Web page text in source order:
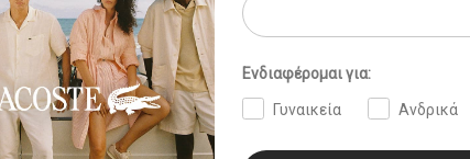
Ενδιαφέρομαι για:
Γυναικεία Ανδρικά